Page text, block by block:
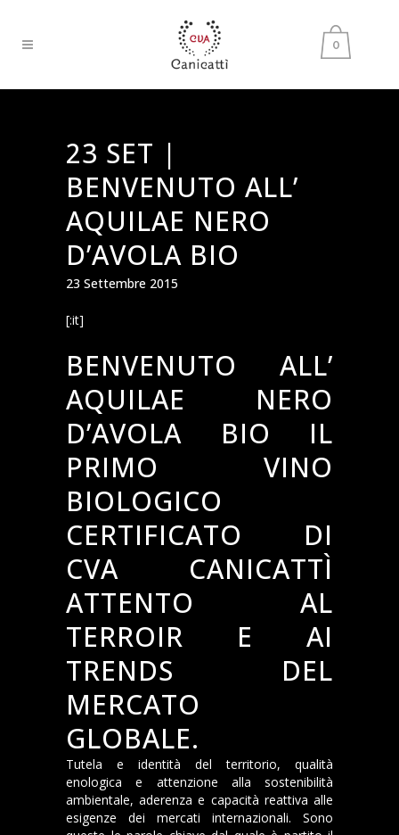
0
23 SET |
BENVENUTO ALL’
AQUILAE NERO
D’AVOLA BIO
23 Settembre 2015
[:it]
BENVENUTO ALL’
AQUILAE NERO
D’AVOLA BIO IL
PRIMO VINO
BIOLOGICO
CERTIFICATO DI
CVA CANICATTÌ
ATTENTO AL
TERROIR E AI
TRENDS DEL
MERCATO
GLOBALE.
Tutela e identità del territorio, qualità
enologica e attenzione alla sostenibilità
ambientale, aderenza e capacità reattiva alle
esigenze dei mercati internazionali. Sono